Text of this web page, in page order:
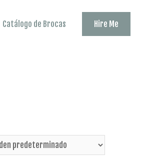
Catálogo de Brocas Hire Me